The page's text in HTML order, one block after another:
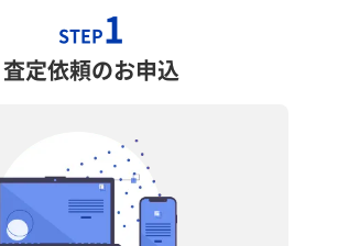
STEP1
査定依頼のお申込